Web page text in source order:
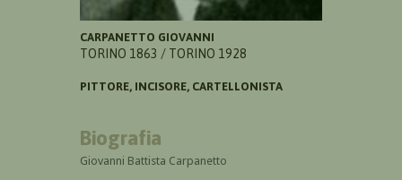
CARPANETTO GIOVANNI
TORINO 1863 / TORINO 1928
PITTORE, INCISORE, CARTELLONISTA
Biografia
Giovanni Battista Carpanetto